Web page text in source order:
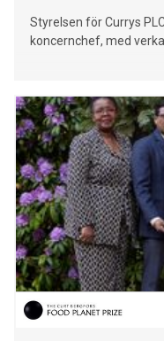
Styrelsen för Currys
koncernchef, med